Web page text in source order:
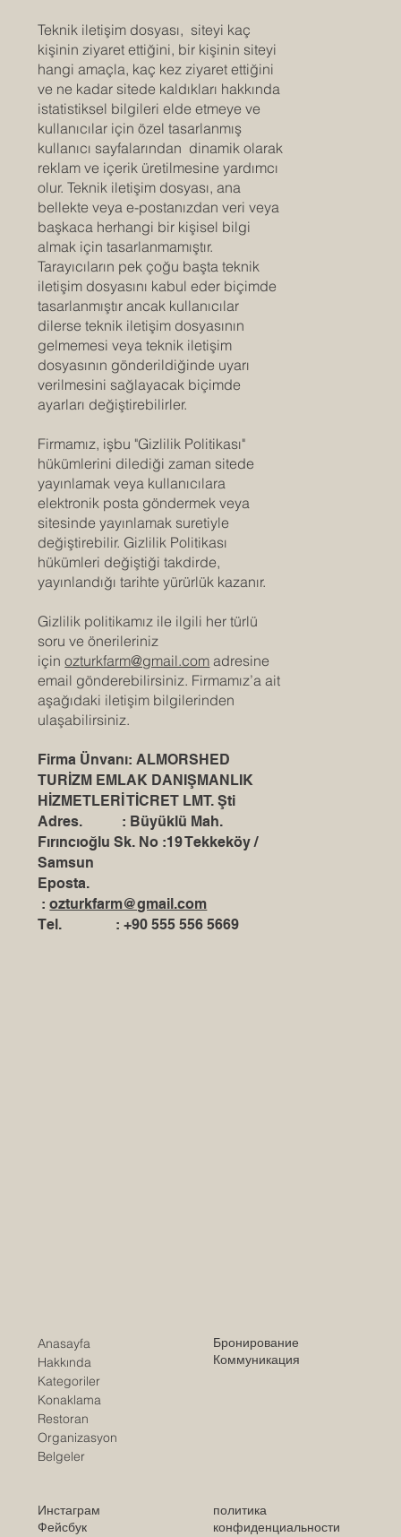
Teknik iletişim dosyası, siteyi kaç
kişinin ziyaret ettiğini, bir kişinin siteyi
hangi amaçla, kaç kez ziyaret ettiğini
ve ne kadar sitede kaldıkları hakkında
istatistiksel bilgileri elde etmeye ve
kullanıcılar için özel tasarlanmış
kullanıcı sayfalarından dinamik olarak
reklam ve içerik üretilmesine yardımcı
olur. Teknik iletişim dosyası, ana
bellekte veya e-postanızdan veri veya
başkaca herhangi bir kişisel bilgi
almak için tasarlanmamıştır.
Tarayıcıların pek çoğu başta teknik
iletişim dosyasını kabul eder biçimde
tasarlanmıştır ancak kullanıcılar
dilerse teknik iletişim dosyasının
gelmemesi veya teknik iletişim
dosyasının gönderildiğinde uyarı
verilmesini sağlayacak biçimde
ayarları değiştirebilirler.
Firmamız, işbu "Gizlilik Politikası"
hükümlerini dilediği zaman sitede
yayınlamak veya kullanıcılara
elektronik posta göndermek veya
sitesinde yayınlamak suretiyle
değiştirebilir. Gizlilik Politikası
hükümleri değiştiği takdirde,
yayınlandığı tarihte yürürlük kazanır.
Gizlilik politikamız ile ilgili her türlü
soru ve önerileriniz
içinozturkfarm@gmail.com adresine
email gönderebilirsiniz. Firmamız’a ait
aşağıdaki iletişim bilgilerinden
ulaşabilirsiniz.
Firma Ünvanı: ALMORSHED
TURİZM EMLAK DANIŞMANLIK
HİZMETLERİ TİCRET LMT. Şti
Adres. : Büyüklü Mah.
Fırıncıoğlu Sk. No :19 Tekkeköy /
Samsun
Eposta.
:ozturkfarm@gmail.com
Tel. : +90 555 556 5669
Anasayfa
Hakkında
Kategoriler
Konaklama
Restoran
Organizasyon
Belgeler
Бронирование
Коммуникация
политика
конфиденциальности
Инстаграм
Фейсбук